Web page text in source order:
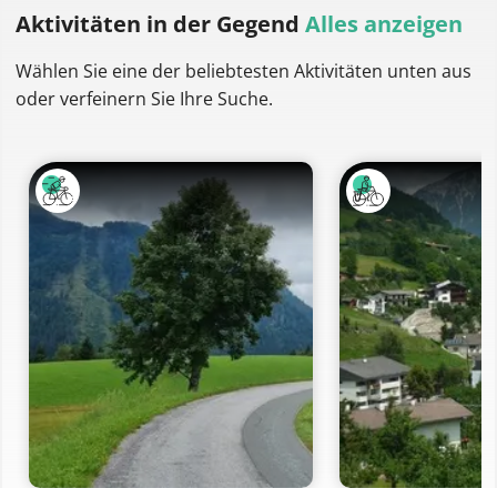
Aktivitäten in der Gegend Alles anzeigen
Wählen Sie eine der beliebtesten Aktivitäten unten aus
oder verfeinern Sie Ihre Suche.